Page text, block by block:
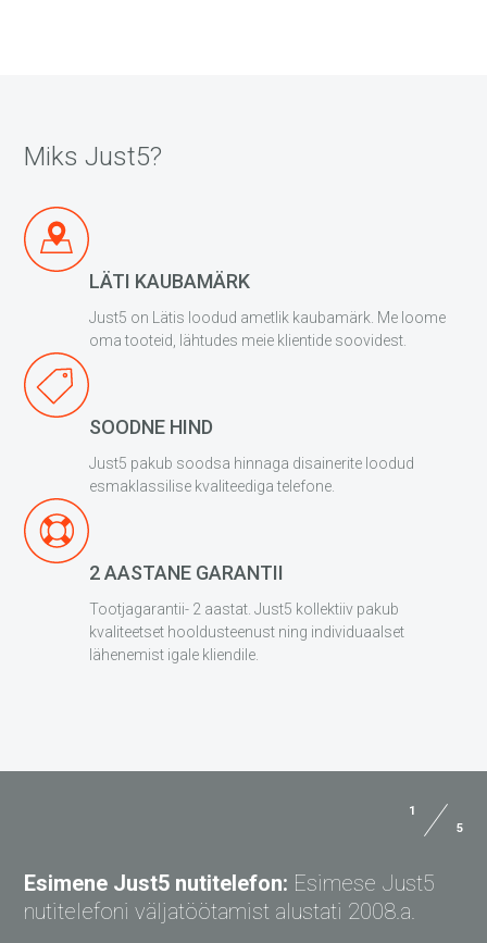
Miks Just5?
LÄTI KAUBAMÄRK
Just5 on Lätis loodud ametlik kaubamärk. Me loome
oma tooteid, lähtudes meie klientide soovidest.
SOODNE HIND
Just5 pakub soodsa hinnaga disainerite loodud
esmaklassilise kvaliteediga telefone.
2 AASTANE GARANTII
Tootjagarantii- 2 aastat. Just5 kollektiiv pakub
kvaliteetset hooldusteenust ning individuaalset
lähenemist igale kliendile.
1
5
Esimene Just5 nutitelefon: Esimese Just5
nutitelefoni väljatöötamist alustati 2008.a.